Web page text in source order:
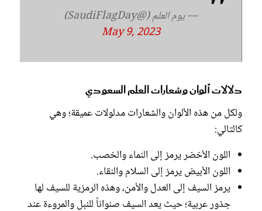
— يوم العلم (@SaudiFlagDay)
May 9, 2023
دلالات ألوان وشعارات العلم السعودي
ولكل من هذه الألوان والشعارات مدلولات عميقة؛ وهي
كالتالي:
اللون الأخضر يرمز إلى النماء والخصب.
اللون الأبيض يرمز إلى السلام والنقاء.
يرمز السيف إلى العدل والأمن، وهذه الرمزية للسيف لها
جذور عربية؛ حيث يعد السيف صنواناً للنبل والمروءة عند